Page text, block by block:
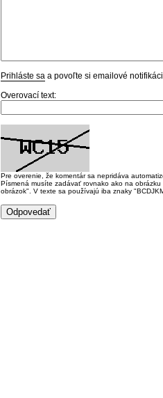
Prihláste sa a povoľte si emailové
Overovací text:
Pre overenie, že komentár sa nepridáva
Písmená musíte zadávať rovnako ako na
obrázok". V texte sa používajú iba znaky